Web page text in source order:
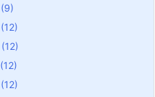
(9)
(12)
(12)
(12)
(12)